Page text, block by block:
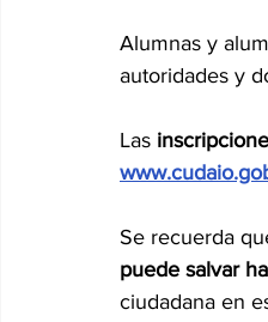
Alumnas y
autoridades y
Las
Se recuerda
puede salvar
ciudadana en